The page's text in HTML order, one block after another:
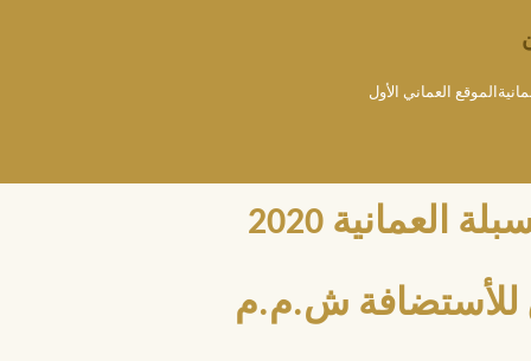
العماني الأول
2020
للأستضافة ش.م.م